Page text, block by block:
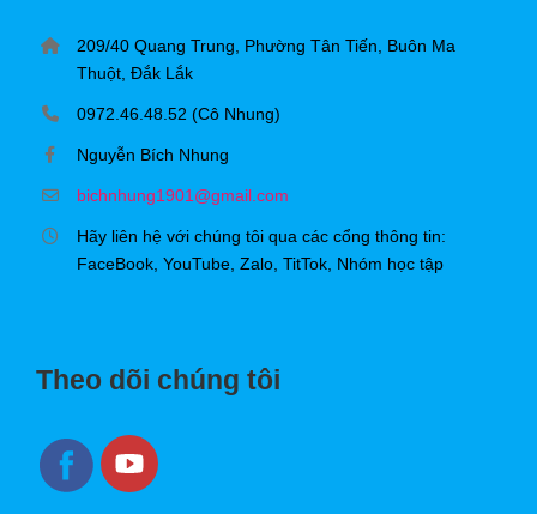
209/40 Quang Trung, Phường Tân Tiến, Buôn Ma
Thuột, Đắk Lắk
0972.46.48.52 (Cô Nhung)
Nguyễn Bích Nhung
bichnhung1901@gmail.com
Hãy liên hệ với chúng tôi qua các cổng thông tin:
FaceBook, YouTube, Zalo, TitTok, Nhóm học tập
Theo dõi chúng tôi